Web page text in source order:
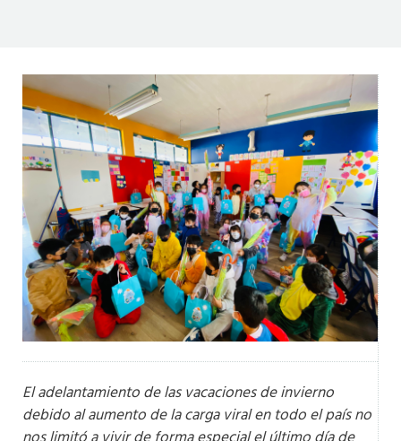
El adelantamiento de las vacaciones de invierno
debido al aumento de la carga viral en todo el país no